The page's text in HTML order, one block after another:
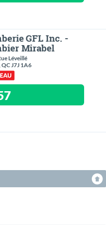
GFL Inc. -
Mirabel
Léveillé
J7J 1A6